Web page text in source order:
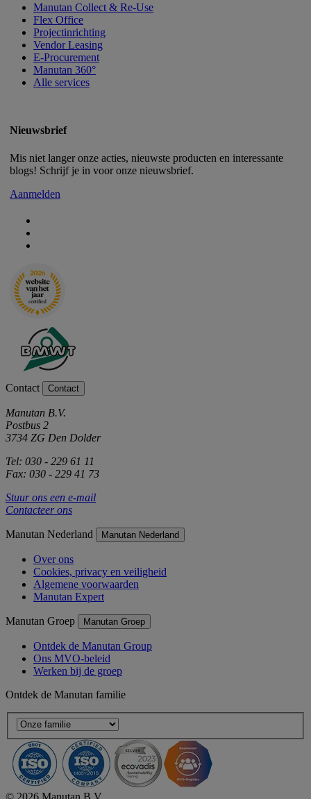
Manutan Collect & Re-Use
Flex Office
Projectinrichting
Vendor Leasing
E-Procurement
Manutan 360°
Alle services
Nieuwsbrief
Mis niet langer onze acties, nieuwste producten en interessante
blogs! Schrijf je in voor onze nieuwsbrief.
Aanmelden
Contact Contact
Manutan B.V.
Postbus 2
3734 ZG Den Dolder
Tel: 030 - 229 61 11
Fax: 030 - 229 41 73
Stuur ons een e-mail
Contacteer ons
Manutan Nederland Manutan Nederland
Over ons
Cookies, privacy en veiligheid
Algemene voorwaarden
Manutan Expert
Manutan Groep Manutan Groep
Ontdek de Manutan Group
Ons MVO-beleid
Werken bij de groep
Ontdek de Manutan familie
© 2026 Manutan B.V.